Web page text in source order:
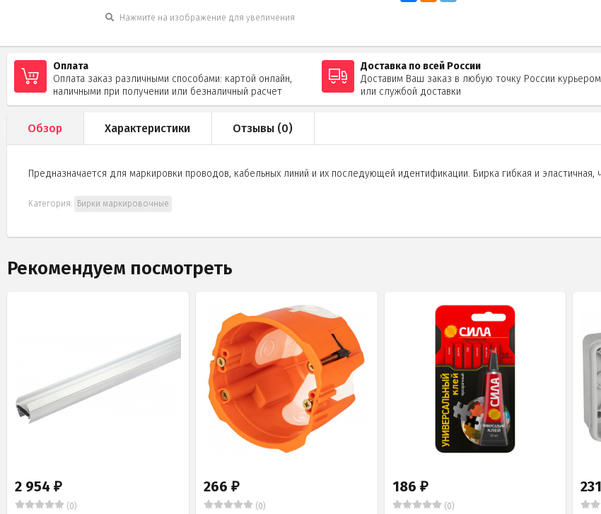
Нажмите на изображение для увеличения
Оплата
Оплата заказ различными способами: картой онлайн,
наличными при получении или безналичный расчет
Доставка по всей России
Доставим Ваш заказ в любую точку России курьером
или службой доставки
Обзор Характеристики Отзывы (0)
Предназначается для маркировки проводов, кабельных линий и их последующей идентификации. Бирка гибкая и эластичная,
Категория: Бирки маркировочные
Рекомендуем посмотреть
2 954 ₽
(0)
266 ₽
(0)
186 ₽
(0)